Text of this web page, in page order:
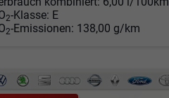
2-Klasse: E
2-Emissionen: 138,00 g/km